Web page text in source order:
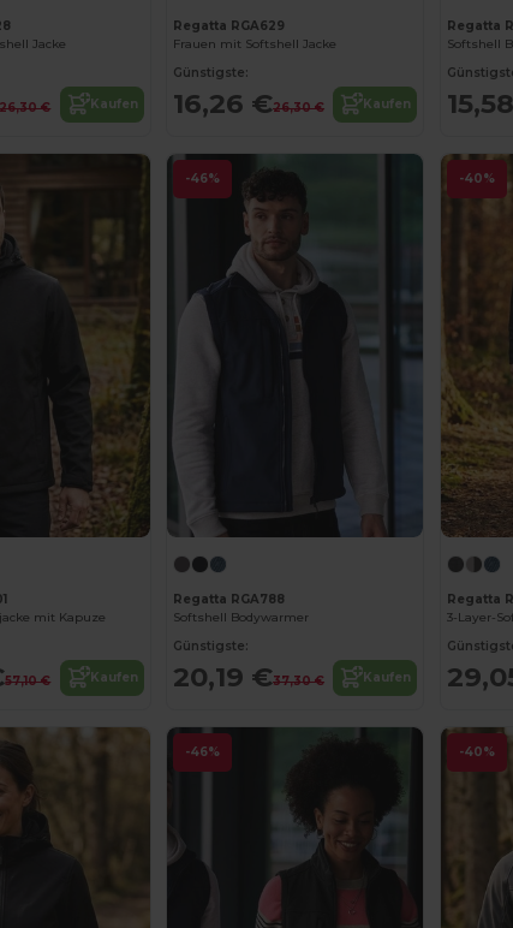
Jacke
26,30 € Kaufen
Regatta RGA629
Frauen mit Softshell Jacke
Günstigste:
16,26 €26,30 € Kaufen
Regatta
Softshell
mit Kapuze
57,10 € Kaufen
-46%
Regatta RGA788
Softshell Bodywarmer
Günstigste:
20,19 €37,30 € Kaufen
-40%
Regatta
3-Layer-
-46% -40%